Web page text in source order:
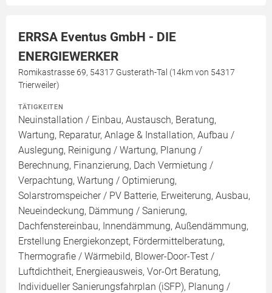
ERRSA Eventus GmbH - DIE
ENERGIEWERKER
Romikastrasse 69, 54317 Gusterath-Tal (14km von 54317
Trierweiler)
TÄTIGKEITEN
Neuinstallation / Einbau, Austausch, Beratung,
Wartung, Reparatur, Anlage & Installation, Aufbau /
Auslegung, Reinigung / Wartung, Planung /
Berechnung, Finanzierung, Dach Vermietung /
Verpachtung, Wartung / Optimierung,
Solarstromspeicher / PV Batterie, Erweiterung, Ausbau,
Neueindeckung, Dämmung / Sanierung,
Dachfenstereinbau, Innendämmung, Außendämmung,
Erstellung Energiekonzept, Fördermittelberatung,
Thermografie / Wärmebild, Blower-Door-Test /
Luftdichtheit, Energieausweis, Vor-Ort Beratung,
Individueller Sanierungsfahrplan (iSFP), Planung /